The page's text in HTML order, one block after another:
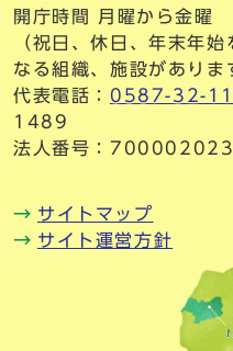
開庁時間 月曜から金曜
（祝日、休日、年末年
なる組織、施設がありま
代表電話： 0587-32-
1489
法人番号：
サイトマップ
サイト運営方針